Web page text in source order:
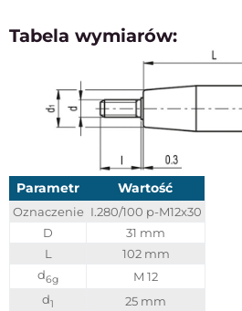
Tabela wymiarów:
Parametr Wartość
Oznaczenie I.280/100 p-M12x30
D
31 mm
L
102 mm
d6g
M 12
d1
25 mm